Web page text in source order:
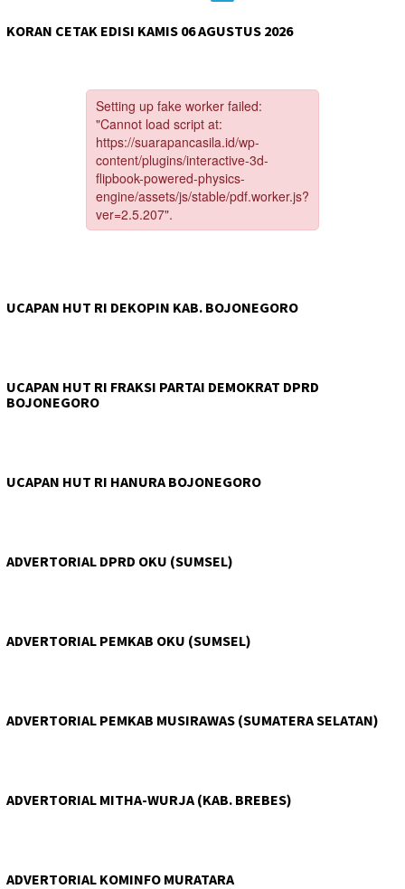
KORAN CETAK EDISI KAMIS 06 AGUSTUS 2026
UCAPAN HUT RI DEKOPIN KAB. BOJONEGORO
UCAPAN HUT RI FRAKSI PARTAI DEMOKRAT DPRD
BOJONEGORO
UCAPAN HUT RI HANURA BOJONEGORO
ADVERTORIAL DPRD OKU (SUMSEL)
ADVERTORIAL PEMKAB OKU (SUMSEL)
ADVERTORIAL PEMKAB MUSIRAWAS (SUMATERA SELATAN)
ADVERTORIAL MITHA-WURJA (KAB. BREBES)
ADVERTORIAL KOMINFO MURATARA